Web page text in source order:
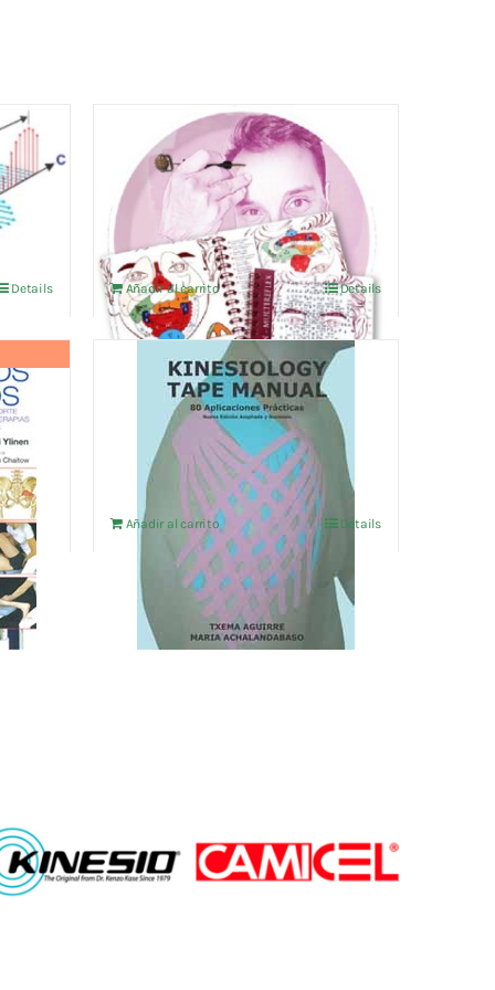
Details
Facioterapia Dien Chan
MiniBook de esquemas
7,50 € IVA no incluído
Añadir al carrito Details
KINESIOLOGY TAPE MANUAL
80 APLICACIONES
PRACTICAS
€ IVA no incluído
Añadir al carrito Details